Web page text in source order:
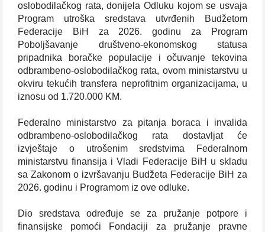
oslobodilačkog rata, donijela Odluku kojom se usvaja
Program utroška sredstava utvrđenih Budžetom
Federacije BiH za 2026. godinu za Program
Poboljšavanje društveno-ekonomskog statusa
pripadnika boračke populacije i očuvanje tekovina
odbrambeno-oslobodilačkog rata, ovom ministarstvu u
okviru tekućih transfera neprofitnim organizacijama, u
iznosu od 1.720.000 KM.
Federalno ministarstvo za pitanja boraca i invalida
odbrambeno-oslobodilačkog rata dostavljat će
izvještaje o utrošenim sredstvima Federalnom
ministarstvu finansija i Vladi Federacije BiH u skladu
sa Zakonom o izvršavanju Budžeta Federacije BiH za
2026. godinu i Programom iz ove odluke.
Dio sredstava određuje se za pružanje potpore i
finansijske pomoći Fondaciji za pružanje pravne